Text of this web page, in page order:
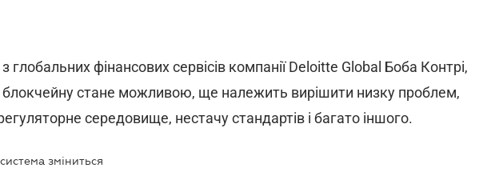
фінансових сервісів компанії Deloitte Global Боба Контрі,
блокчейну стане можливою, ще належить вирішити низку проблем,
середовище, нестачу стандартів і багато іншого.
зміниться